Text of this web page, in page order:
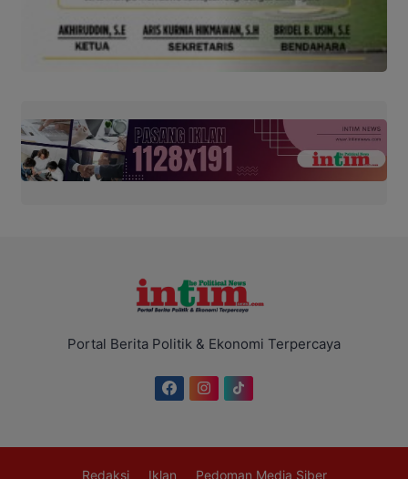
Portal Berita Politik & Ekonomi Terpercaya
Redaksi Iklan Pedoman Media Siber